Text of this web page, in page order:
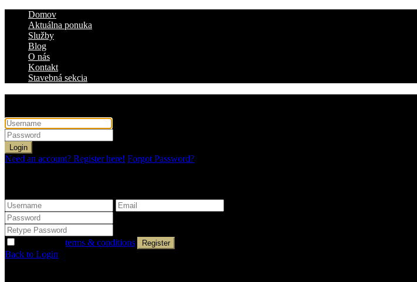
Domov
Aktuálna ponuka
Služby
Blog
O nás
Kontakt
Stavebná sekcia
Login
Need an account? Register here! Forgot Password?
terms & conditions Register
Back to Login